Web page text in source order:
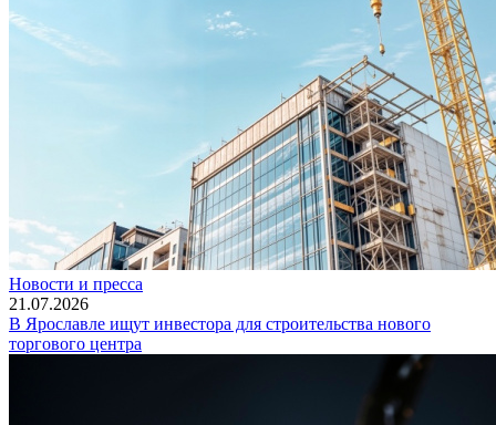
Новости и пресса
21.07.2026
В Ярославле ищут инвестора для строительства нового
торгового центра